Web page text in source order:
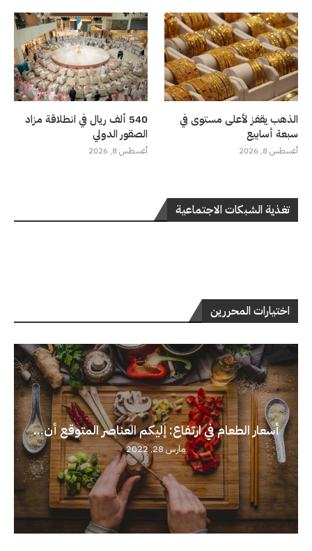
الذهب يقفز لأعلى مستوى في
سبعة أسابيع
أغسطس 8, 2026
540 ألف ريال في انطلاقة مزاد
الصقور الدولي
أغسطس 8, 2026
تغذية الشبكات الاجتماعية
اختيارات المحررين
أسعار الطعام في ارتفاع: إليكم العناصر المتوقع أن...
مارس 28, 2022